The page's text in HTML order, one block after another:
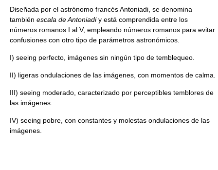
Diseñada por el astrónomo francés Antoniadi, se denomina
también escala de Antoniadiy está comprendida entre los
números romanos I al V, empleando números romanos para evitar
confusiones con otro tipo de parámetros astronómicos.
I) seeing perfecto, imágenes sin ningún tipo de temblequeo.
II) ligeras ondulaciones de las imágenes, con momentos de calma.
III) seeing moderado, caracterizado por perceptibles temblores de
las imágenes.
IV) seeing pobre, con constantes y molestas ondulaciones de las
imágenes.